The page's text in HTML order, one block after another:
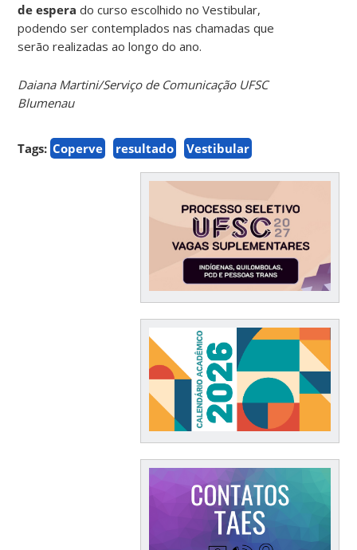
de espera do curso escolhido no Vestibular,
podendo ser contemplados nas chamadas que
serão realizadas ao longo do ano.
Daiana Martini/Serviço de Comunicação UFSC
Blumenau
Tags: Coperve resultado Vestibular